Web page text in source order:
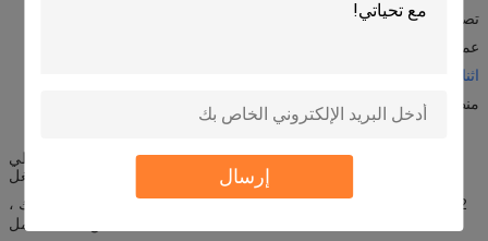
إرسال
تصميم إطار فولاذي جديد ، أكثر استقرارًا للآلات
عمق القطع يصل إلى سمك 60 مم ، ويغطي المواد الرئيسية.
اثنان وحدة مستقلة ، أدوات قابلة للتبديل.
منطقة فراغ جديدة ، شفط أقوى
1. نظام الاستشعار بالأشعة تحت الحمراء ، 360 درجة الأمن المحيطي
لضمان سلامة المشغل
2. نظام كاميرا مثالي لتحديد المواقع ، ودعم "."أو علامة "十" وما إلى ذلك ،
تحسين كفاءة العمل